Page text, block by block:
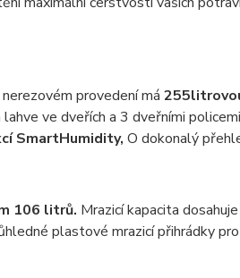
provedení má
ve dveřích a 3 dveřními
SmartHumidity, O dokonalý
106 litrů. Mrazicí kapacita dosahuje
plastové mrazicí přihrádky